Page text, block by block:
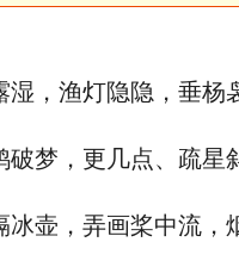
渔灯隐隐，垂杨袅
，更几点、疏星斜
，弄画桨中流，烟